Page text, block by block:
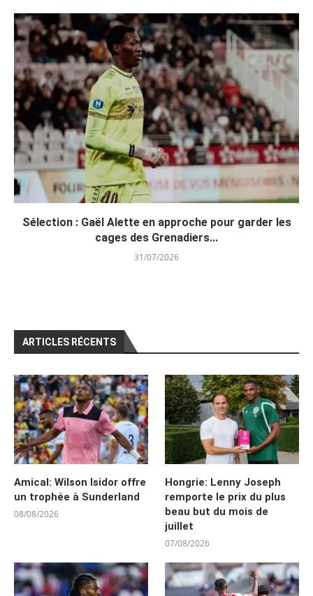
Sélection : Gaël Alette en approche pour garder les
cages des Grenadiers...
31/07/2026
ARTICLES RÉCENTS
Amical: Wilson Isidor offre
un trophée à Sunderland
08/08/2026
Hongrie: Lenny Joseph
remporte le prix du plus
beau but du mois de
juillet
07/08/2026